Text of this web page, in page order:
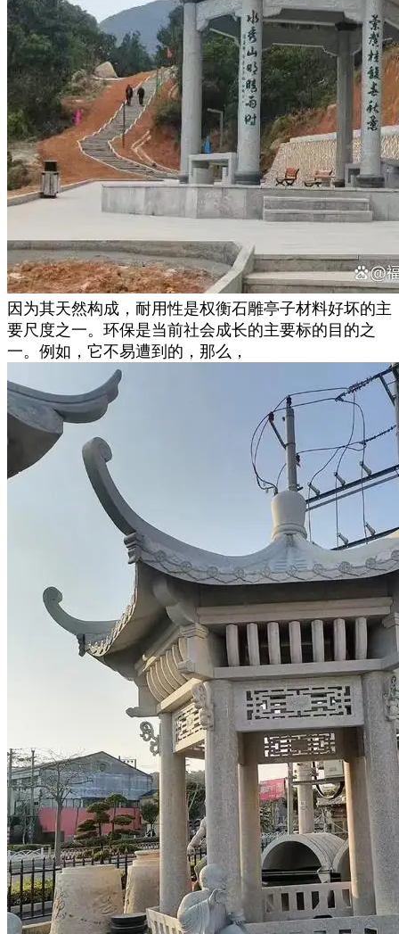
因为其天然构成，耐用性是权衡石雕亭子材料好坏的主
要尺度之一。环保是当前社会成长的主要标的目的之
一。例如，它不易遭到的，那么，